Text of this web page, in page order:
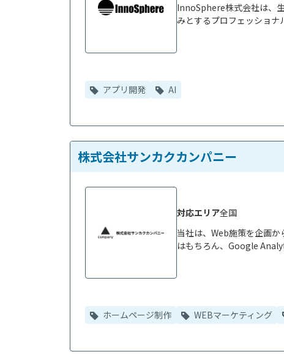
InnoSphere株式会社は、
みとするプロフェッショナ
アプリ開発 AI
株式会社サンカクカンパニー
当社は、Web施策を企画
はもちろん、Google
対応エリア全国
ホームページ制作 WEBマーケティング